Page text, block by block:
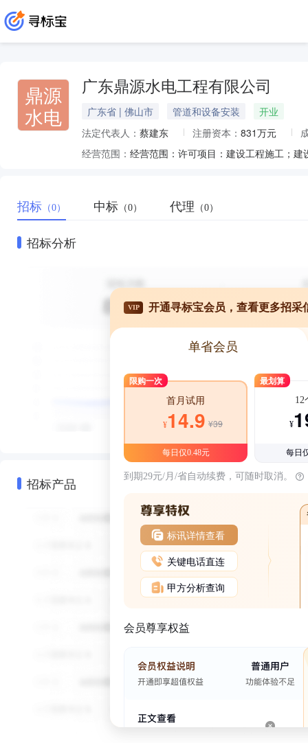
鼎源
水电
广东鼎源水电工程有限公司
广东省 | 佛山市 管道和设备安装
开业
法定代表人： 蔡建东 注册资本： 831万元
经营范围：
招标 （0） 中标 （0） 代理 （0）
招标分析
招标产品
VIP 开通寻标宝会员，查看更多招采
单省会员
限购一次
首月试用
¥14.9 ¥39
每日仅0.48元
最划算
12
¥
每日
到期29元/月/省自动续费，可随时取消。
标讯详情查看
关键电话直连
甲方分析查询
会员尊享权益